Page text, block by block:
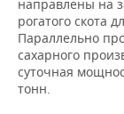
направлены на
рогатого скота
Параллельно
сахарного
суточная
тонн.